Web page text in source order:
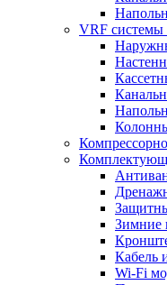
VRF системы
Зимние
Кабель
Wi-Fi